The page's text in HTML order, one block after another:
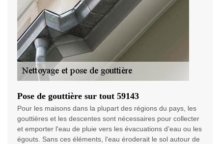
Pose de gouttière sur tout 59143
Pour les maisons dans la plupart des régions du pays, les
gouttières et les descentes sont nécessaires pour collecter
et emporter l'eau de pluie vers les évacuations d’eau ou les
égouts. Sans ces éléments, l'eau éroderait le sol autour de